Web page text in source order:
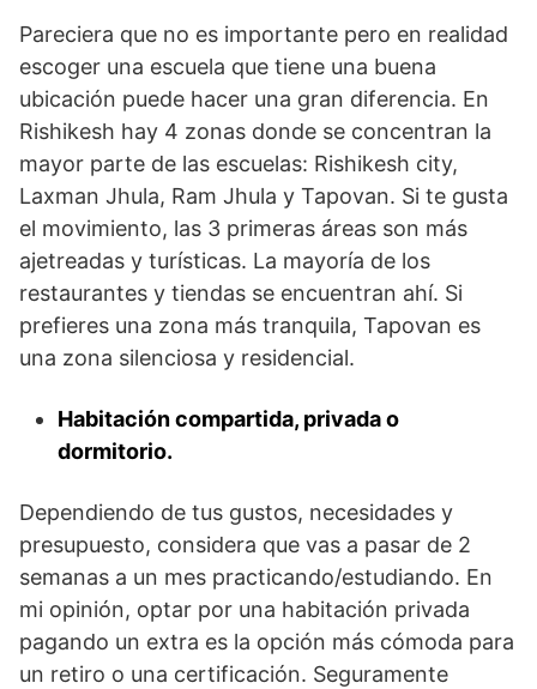
Pareciera que no es importante pero en realidad
escoger una escuela que tiene una buena
ubicación puede hacer una gran diferencia. En
Rishikesh hay 4 zonas donde se concentran la
mayor parte de las escuelas: Rishikesh city,
Laxman Jhula, Ram Jhula y Tapovan. Si te gusta
el movimiento, las 3 primeras áreas son más
ajetreadas y turísticas. La mayoría de los
restaurantes y tiendas se encuentran ahí. Si
prefieres una zona más tranquila, Tapovan es
una zona silenciosa y residencial.
Habitación compartida, privada o
dormitorio.
Dependiendo de tus gustos, necesidades y
presupuesto, considera que vas a pasar de 2
semanas a un mes practicando/estudiando. En
mi opinión, optar por una habitación privada
pagando un extra es la opción más cómoda para
un retiro o una certificación. Seguramente